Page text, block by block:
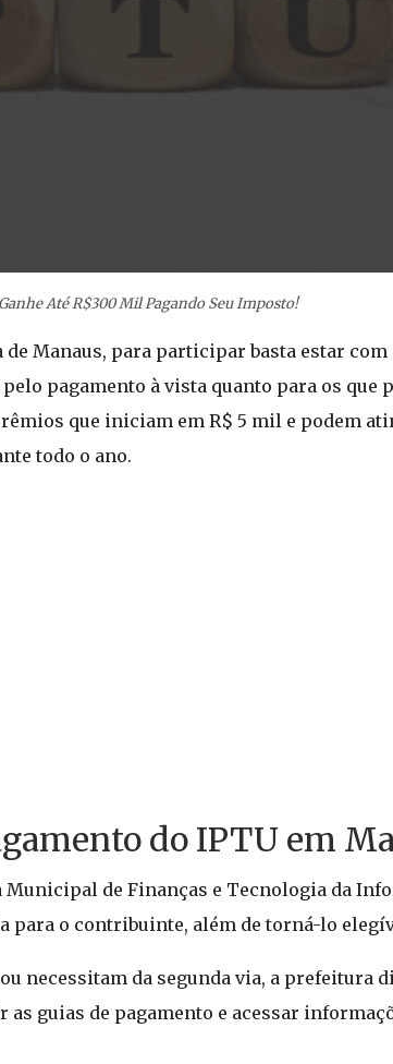
Até R$300 Mil Pagando Seu Imposto!
Manaus, para participar basta estar com
pagamento à vista quanto para os que
que iniciam em R$ 5 mil e podem
todo o ano.
do IPTU em
de Finanças e Tecnologia da
para o contribuinte, além de torná-lo
necessitam da segunda via, a prefeitura
guias de pagamento e acessar